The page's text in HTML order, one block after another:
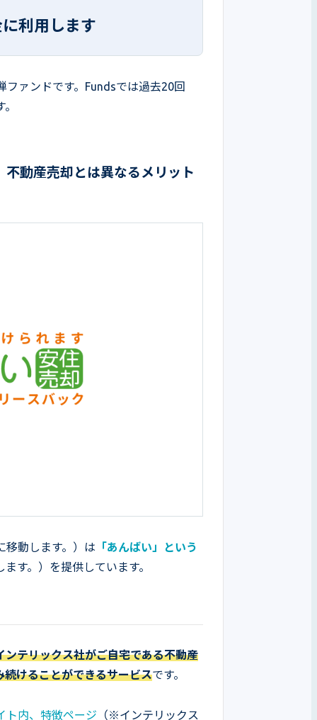
利用します
ァンドです。Fundsでは過去20回
動産売却とは異なるメリット
動します。）は 「あんばい」という
す。）を提供しています。
テリックス社がご自宅である不動産
けることができるサービスです。
ト内、特徴ページ （※インテリックス